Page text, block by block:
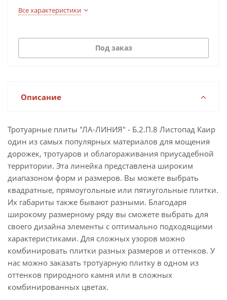
Все характеристики
Под заказ
Описание
Тротуарные плиты "ЛА-ЛИНИЯ" - Б.2.П.8 Листопад Каир
один из самых популярных материалов для мощения
дорожек, тротуаров и облагораживания приусадебной
территории. Эта линейка представлена широким
диапазоном форм и размеров. Вы можете выбрать
квадратные, прямоугольные или пятиугольные плитки.
Их габариты также бывают разными. Благодаря
широкому размерному ряду вы сможете выбрать для
своего дизайна элементы с оптимально подходящими
характеристиками. Для сложных узоров можно
комбинировать плитки разных размеров и оттенков. У
нас можно заказать тротуарную плитку в одном из
оттенков природного камня или в сложных
комбинированных цветах.